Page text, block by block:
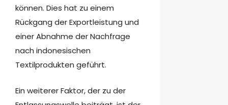
können. Dies hat zu einem
Rückgang der Exportleistung und
einer Abnahme der Nachfrage
nach indonesischen
Textilprodukten geführt.
Ein weiterer Faktor, der zu der